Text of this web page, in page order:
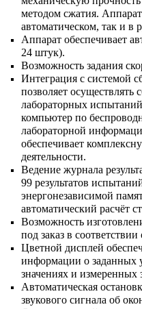
методом сжатия. Аппарат
автоматическом, так и в
Аппарат обеспечивает
24 штук).
Возможность задания
Интеграция с системой
позволяет осуществлять
лабораторных
компьютер по
лабораторной
обеспечивает
деятельности.
Ведение журнала
99 результатов
энергонезависимой
автоматический расчёт
Возможность
под заказ в
Цветной дисплей
информации о заданных
значениях и измеренных
Автоматическая
звукового сигнала об